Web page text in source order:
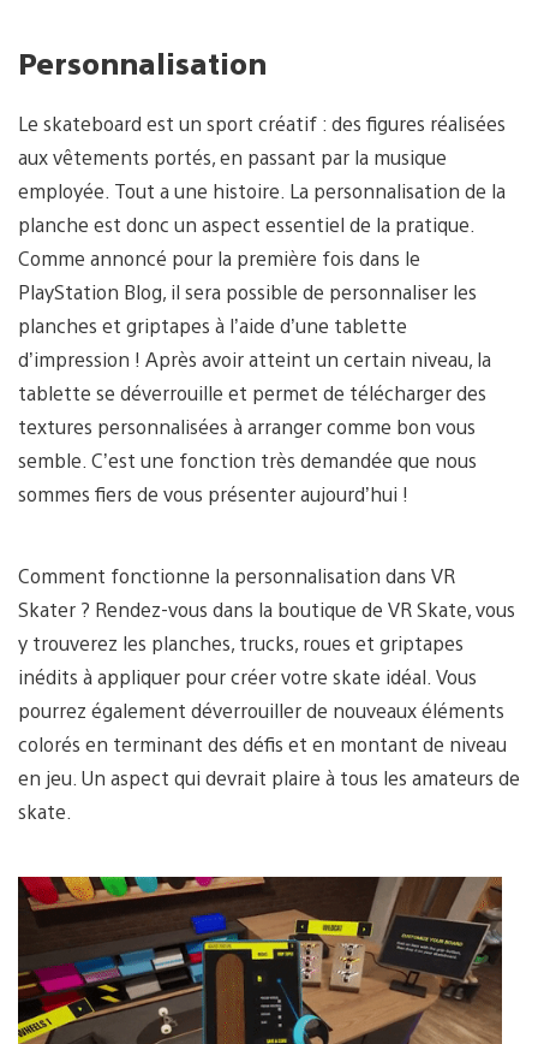
Personnalisation
Le skateboard est un sport créatif : des figures réalisées
aux vêtements portés, en passant par la musique
employée. Tout a une histoire. La personnalisation de la
planche est donc un aspect essentiel de la pratique.
Comme annoncé pour la première fois dans le
PlayStation Blog, il sera possible de personnaliser les
planches et griptapes à l’aide d’une tablette
d’impression ! Après avoir atteint un certain niveau, la
tablette se déverrouille et permet de télécharger des
textures personnalisées à arranger comme bon vous
semble. C’est une fonction très demandée que nous
sommes fiers de vous présenter aujourd’hui !
Comment fonctionne la personnalisation dans VR
Skater ? Rendez-vous dans la boutique de VR Skate, vous
y trouverez les planches, trucks, roues et griptapes
inédits à appliquer pour créer votre skate idéal. Vous
pourrez également déverrouiller de nouveaux éléments
colorés en terminant des défis et en montant de niveau
en jeu. Un aspect qui devrait plaire à tous les amateurs de
skate.